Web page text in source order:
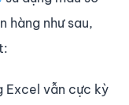
hàng như sau,
Excel vẫn cực kỳ